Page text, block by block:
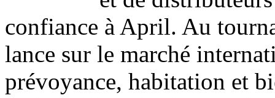
confiance à April. Au
lance sur le marché
prévoyance, habitation et